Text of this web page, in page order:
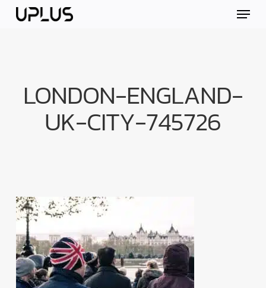
Skip Menu
LONDON-ENGLAND-
UK-CITY-745726